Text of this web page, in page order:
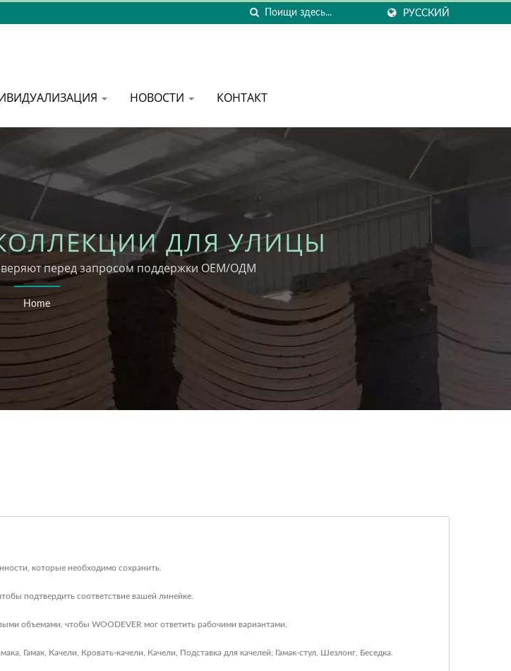
РУССКИЙ
НОВОСТИ КОНТАКТ
КОЛЛЕКЦИИ ДЛЯ УЛИЦЫ
перед запросом поддержки ОЕМ/ОДМ
Home
которые необходимо сохранить.
подтвердить соответствие вашей линейке.
объемами, чтобы WOODEVER мог ответить рабочими вариантами.
Гамак Качели Кровать-качели Качели Подставка для качелей Гамак-стул Шезлонг Беседка